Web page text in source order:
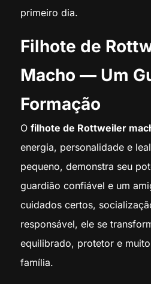
primeiro dia.
Filhote de
Macho — Um
Formação
O filhote de Rottweiler
energia, personalidade e
pequeno, demonstra seu
guardião confiável e um
cuidados certos,
responsável, ele se
equilibrado, protetor e
família.